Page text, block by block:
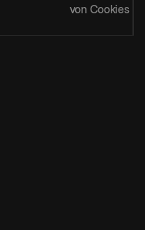
von Cookies